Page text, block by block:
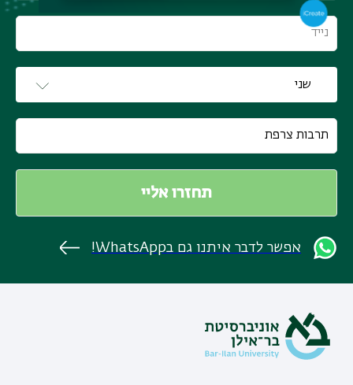
אפשר לדבר איתנו גם בWhatsApp!